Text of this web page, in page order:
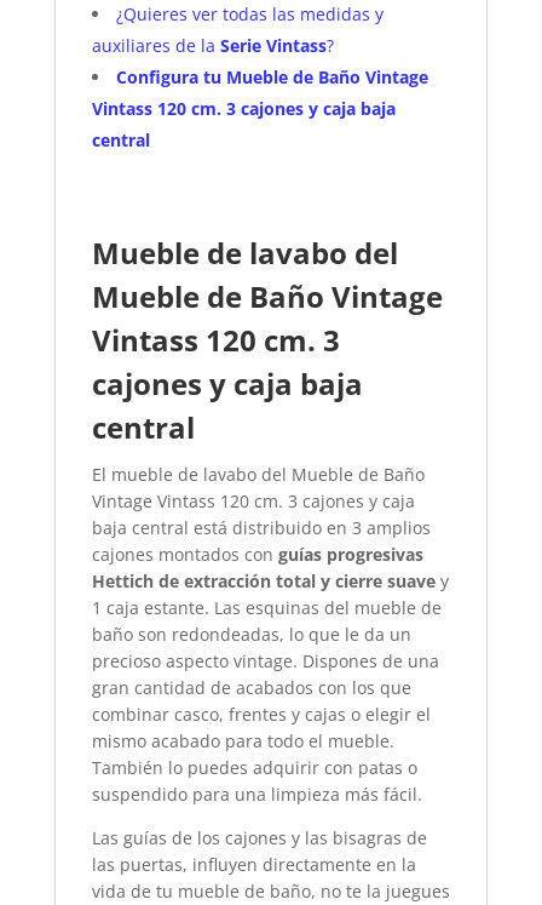
¿Quieres ver todas las medidas y
auxiliares de la Serie Vintass?
Configura tu Mueble de Baño Vintage
Vintass 120 cm. 3 cajones y caja baja
central
Mueble de lavabo del
Mueble de Baño Vintage
Vintass 120 cm. 3
cajones y caja baja
central
El mueble de lavabo del Mueble de Baño
Vintage Vintass 120 cm. 3 cajones y caja
baja central está distribuido en 3 amplios
cajones montados con guías progresivas
Hettich de extracción total y cierre suavey
1 caja estante. Las esquinas del mueble de
baño son redondeadas, lo que le da un
precioso aspecto vintage. Dispones de una
gran cantidad de acabados con los que
combinar casco, frentes y cajas o elegir el
mismo acabado para todo el mueble.
También lo puedes adquirir con patas o
suspendido para una limpieza más fácil.
Las guías de los cajones y las bisagras de
las puertas, influyen directamente en la
vida de tu mueble de baño, no te la juegues